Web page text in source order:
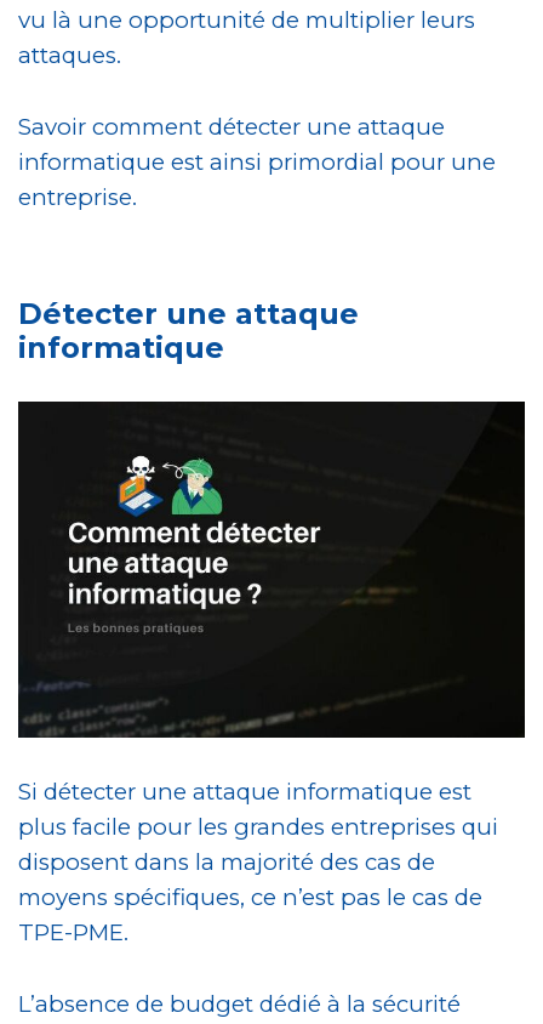
vu là une opportunité de multiplier leurs
attaques.
Savoir comment détecter une attaque
informatique est ainsi primordial pour une
entreprise.
Détecter une attaque
informatique
Si détecter une attaque informatique est
plus facile pour les grandes entreprises qui
disposent dans la majorité des cas de
moyens spécifiques, ce n’est pas le cas de
TPE-PME.
L’absence de budget dédié à la sécurité